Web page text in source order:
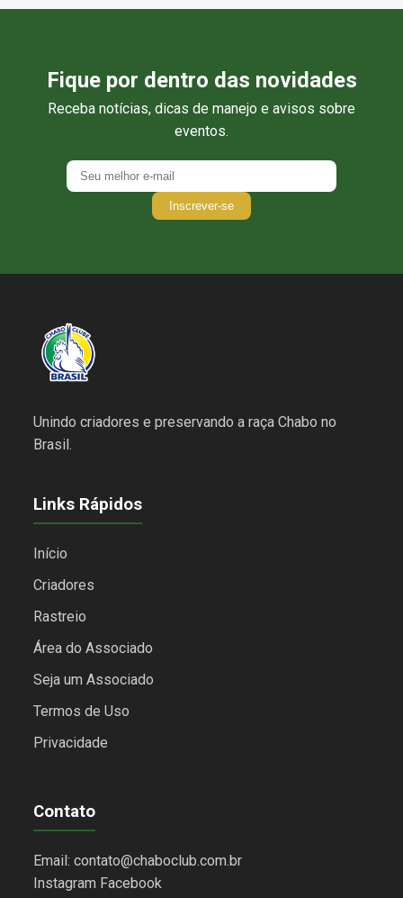
Fique por dentro das novidades
Receba notícias, dicas de manejo e avisos sobre
eventos.
Inscrever-se
Unindo criadores e preservando a raça Chabo no
Brasil.
Links Rápidos
Início
Criadores
Rastreio
Área do Associado
Seja um Associado
Termos de Uso
Privacidade
Contato
Email: contato@chaboclub.com.br
Instagram Facebook